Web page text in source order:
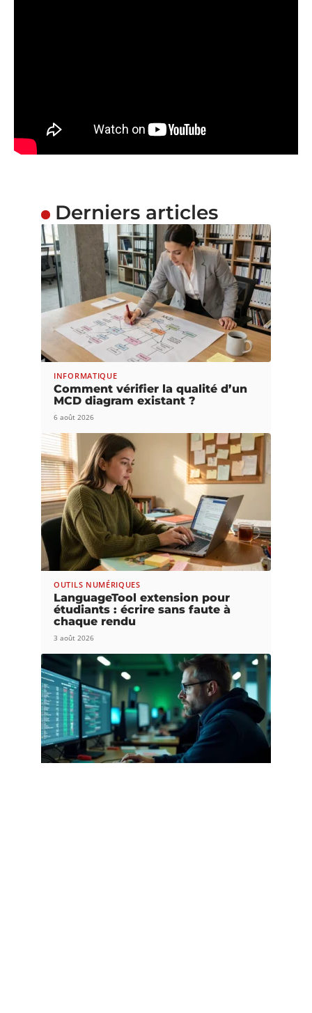
Derniers articles
INFORMATIQUE
Comment vérifier la qualité d’un
MCD diagram existant ?
6 août 2026
OUTILS NUMÉRIQUES
LanguageTool extension pour
étudiants : écrire sans faute à
chaque rendu
3 août 2026